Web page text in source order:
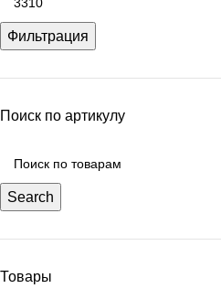
Фильтрация
Поиск по артикулу
Search
Товары